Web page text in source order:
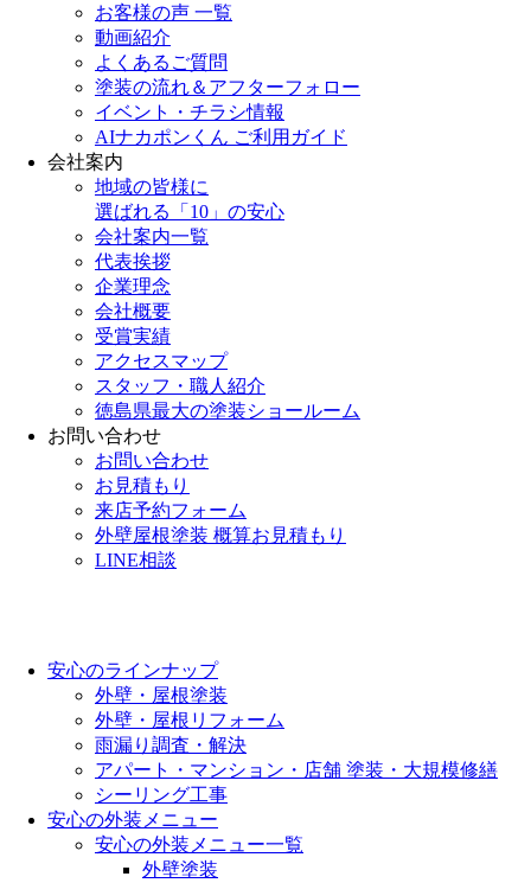
お客様の声 一覧
動画紹介
よくあるご質問
塗装の流れ＆アフターフォロー
イベント・チラシ情報
AIナカポンくん ご利用ガイド
会社案内
地域の皆様に
選ばれる「10」の安心
会社案内一覧
代表挨拶
企業理念
会社概要
受賞実績
アクセスマップ
スタッフ・職人紹介
徳島県最大の塗装ショールーム
お問い合わせ
お問い合わせ
お見積もり
来店予約フォーム
外壁屋根塗装 概算お見積もり
LINE相談
安心のラインナップ
外壁・屋根塗装
外壁・屋根リフォーム
雨漏り調査・解決
アパート・マンション・店舗 塗装・大規模修繕
シーリング工事
安心の外装メニュー
安心の外装メニュー一覧
外壁塗装